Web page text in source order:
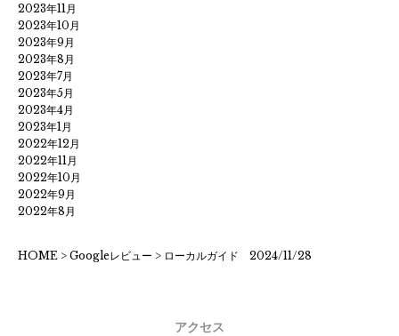
2023年11月
2023年10月
2023年9月
2023年8月
2023年7月
2023年5月
2023年4月
2023年1月
2022年12月
2022年11月
2022年10月
2022年9月
2022年8月
HOME > Googleレビュー > ローカルガイド 2024/11/28
アクセス